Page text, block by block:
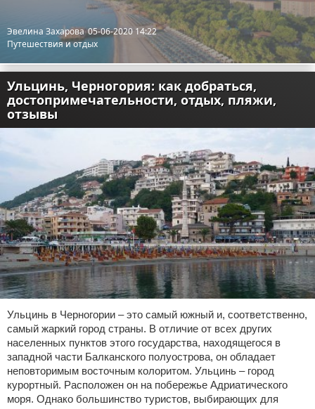
Право
Отказ от ответственности
Эвелина Захарова 05-06-2020 14:22
Путешествия и отдых
Ульцинь, Черногория: как добраться,
достопримечательности, отдых, пляжи,
отзывы
Ульцинь в Черногории – это самый южный и, соответственно,
самый жаркий город страны. В отличие от всех других
населенных пунктов этого государства, находящегося в
западной части Балканского полуострова, он обладает
неповторимым восточным колоритом. Ульцинь – город
курортный. Расположен он на побережье Адриатического
моря. Однако большинство туристов, выбирающих для